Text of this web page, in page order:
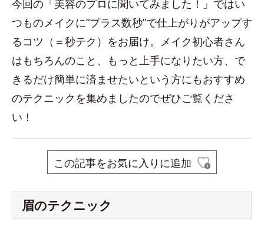
今回の「美容のプロに聞いてみました！」ではい
つものメイクに“プラス数秒”で仕上がりがアップす
るコツ（＝秒テク）をお届け。メイク初心者さん
はもちろんのこと、もっと上手になりたい方、で
きるだけ簡単に済ませたいという方にもおすすめ
のテクニックを集めましたのでぜひご覧くださ
い！
この記事をお気に入りに追加
眉のテクニック